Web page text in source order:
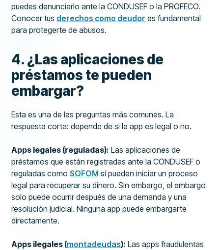
puedes denunciarlo ante la CONDUSEF o la PROFECO.
Conocer tus derechos como deudor es fundamental
para protegerte de abusos.
4. ¿Las aplicaciones de
préstamos te pueden
embargar?
Esta es una de las preguntas más comunes. La
respuesta corta: depende de si la app es legal o no.
Apps legales (reguladas): Las aplicaciones de
préstamos que están registradas ante la CONDUSEF o
reguladas comoSOFOM sí pueden iniciar un proceso
legal para recuperar su dinero. Sin embargo, el embargo
solo puede ocurrir después de una demanda y una
resolución judicial. Ninguna app puede embargarte
directamente.
Apps ilegales (montadeudas): Las apps fraudulentas